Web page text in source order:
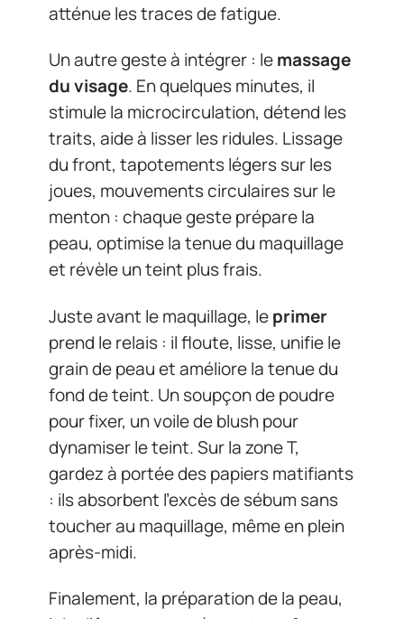
atténue les traces de fatigue.
Un autre geste à intégrer : lemassage
du visage. En quelques minutes, il
stimule la microcirculation, détend les
traits, aide à lisser les ridules. Lissage
du front, tapotements légers sur les
joues, mouvements circulaires sur le
menton : chaque geste prépare la
peau, optimise la tenue du maquillage
et révèle un teint plus frais.
Juste avant le maquillage, leprimer
prend le relais : il floute, lisse, unifie le
grain de peau et améliore la tenue du
fond de teint. Un soupçon de poudre
pour fixer, un voile de blush pour
dynamiser le teint. Sur la zone T,
gardez à portée des papiers matifiants
: ils absorbent l’excès de sébum sans
toucher au maquillage, même en plein
après-midi.
Finalement, la préparation de la peau,